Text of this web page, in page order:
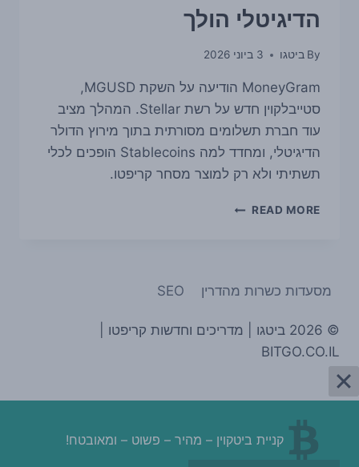
הדיגיטלי הולך
By ביטגו 3 ביוני 2026
MoneyGram הודיעה על השקת MGUSD,
סטייבלקוין חדש על רשת Stellar. המהלך מציב
עוד חברת תשלומים מסורתית בתוך מירוץ הדולר
הדיגיטלי, ומחדד למה Stablecoins הופכים לכלי
תשתיתי ולא רק למוצר מסחר קריפטו.
READ MORE
MONEYGRAM
STELLAR
לאן
שוק
מסעדות כשרות מהדרין SEO
© 2026 ביטגו | מדריכים וחדשות קריפטו |
BITGO.CO.IL
קניית ביטקוין – מהיר – פשוט – ומאובטח!